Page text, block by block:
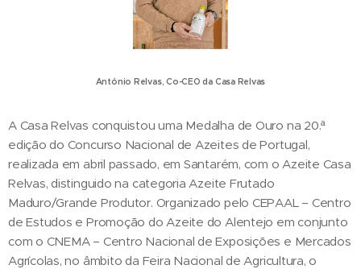
António Relvas, Co-CEO da Casa Relvas
A Casa Relvas conquistou uma Medalha de Ouro na 20.ª
edição do Concurso Nacional de Azeites de Portugal,
realizada em abril passado, em Santarém, com o Azeite Casa
Relvas, distinguido na categoria Azeite Frutado
Maduro/Grande Produtor. Organizado pelo CEPAAL – Centro
de Estudos e Promoção do Azeite do Alentejo em conjunto
com o CNEMA – Centro Nacional de Exposições e Mercados
Agrícolas, no âmbito da Feira Nacional de Agricultura, o